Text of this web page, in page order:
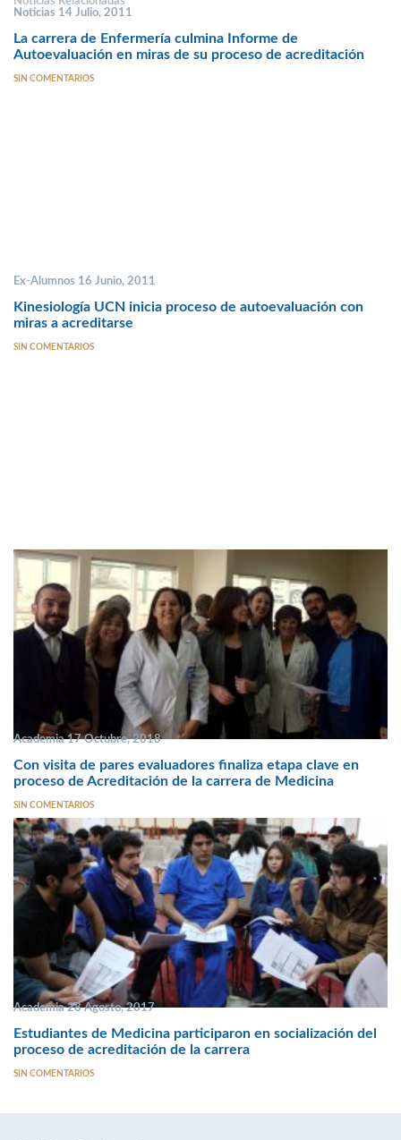
Noticias 14 Julio, 2011
La carrera de Enfermería culmina Informe de
Autoevaluación en miras de su proceso de acreditación
SIN COMENTARIOS
Ex-Alumnos 16 Junio, 2011
Kinesiología UCN inicia proceso de autoevaluación con
miras a acreditarse
SIN COMENTARIOS
Academia 17 Octubre, 2018
Con visita de pares evaluadores finaliza etapa clave en
proceso de Acreditación de la carrera de Medicina
SIN COMENTARIOS
Academia 28 Agosto, 2017
Estudiantes de Medicina participaron en socialización del
proceso de acreditación de la carrera
SIN COMENTARIOS